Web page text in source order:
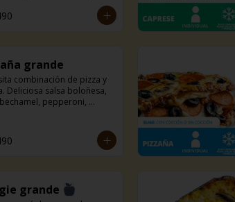
grande
combinación de pizza y
Deliciosa salsa boloñesa,
pepperoni,
grande